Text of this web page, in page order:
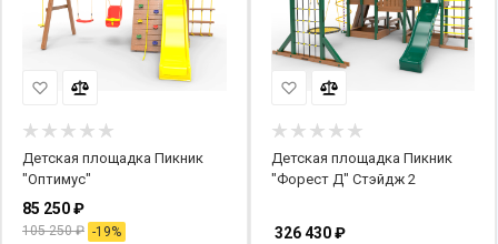
Детская площадка Пикник
"Оптимус"
85 250₽
105 250₽ -19%
Детская площадка Пикник
"Форест Д" Стэйдж 2
326 430₽